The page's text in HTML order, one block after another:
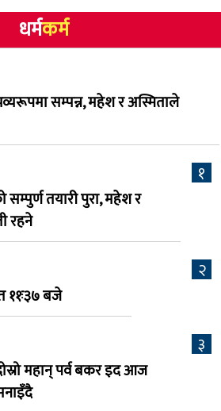
४
NCSC को अध्यक्षमा घनेन्द्र
न्यौपाने बिजयी
नेप्लिज सोसाइटि अफ
२०८३ श्रावण ६, बुधबार
कामना खबर पत्रिका
७ क्यालगरी नेपाली मेला
२०८३ श्रावण २, शनिबार
धर्मकर्म
सम्पन्न, महेश र अस्मिताले
१
तयारी पुरा, महेश र
रहने
२
११ः३७ बजे
३
महान् पर्व बकर इद आज